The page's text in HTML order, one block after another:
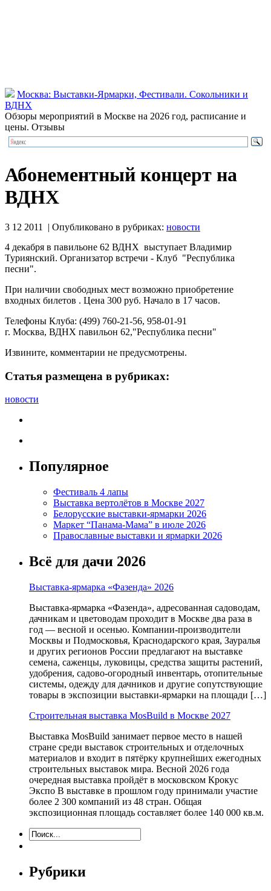
Москва: Выставки-Ярмарки, Фестивали. Сокольники и
ВДНХ
Обзоры мероприятий в Москве на 2026 год, расписание и
цены. Отзывы
Абонементный концерт на
ВДНХ
3 12 2011 | Опубликовано в рубриках: новости
4 декабря в павильоне 62 ВДНХ выступает Владимир
Туриянский. Организатор встречи - Клуб "Республика
песни".
При наличии свободных мест возможно приобретение
входных билетов . Цена 300 руб. Начало в 17 часов.
Телефоны Клуба: (499) 760-21-56, 958-01-91
г. Москва, ВДНХ павильон 62,"Республика песни"
Извините, комментарии не предусмотрены.
Статья размещена в рубриках:
новости
Популярное
Фестиваль 4 лапы
Выставка вертолётов в Москве 2027
Белорусские выставки-ярмарки 2026
Маркет “Панама-Мама” в июле 2026
Православные выставки и ярмарки 2026
Всё для дачи 2026
Выставка-ярмарка «Фазенда» 2026
Выставка-ярмарка «Фазенда», адресованная садоводам,
дачникам и цветоводам проходит в Москве два раза в
год — весной и осенью. Компании-производители
Москвы и Подмосковья, Краснодарского края, Зауралья
и других регионов России предлагают на выставке
семена, саженцы, луковицы, средства защиты растений,
удобрения, садово-огородный инвентарь, отопительные
системы, одежду для дачников и другие сопутствующие
товары в экспозиции выставки-ярмарки на площади […]
Строительная выставка MosBuild в Москве 2027
Выставка MosBuild занимает первое место в нашей
стране среди выставок строительных и отделочных
материалов и входит в пятёрку крупнейших ежегодных
строительных выставок мира. Весной 2026 года
очередная выставка пройдёт в московском Крокус
Экспо В выставке в прошлом году принимали участие
более 2 300 компаний из 48 стран. Общая
экспозиционная площадь составляет более 140 000 кв.м.
Рубрики